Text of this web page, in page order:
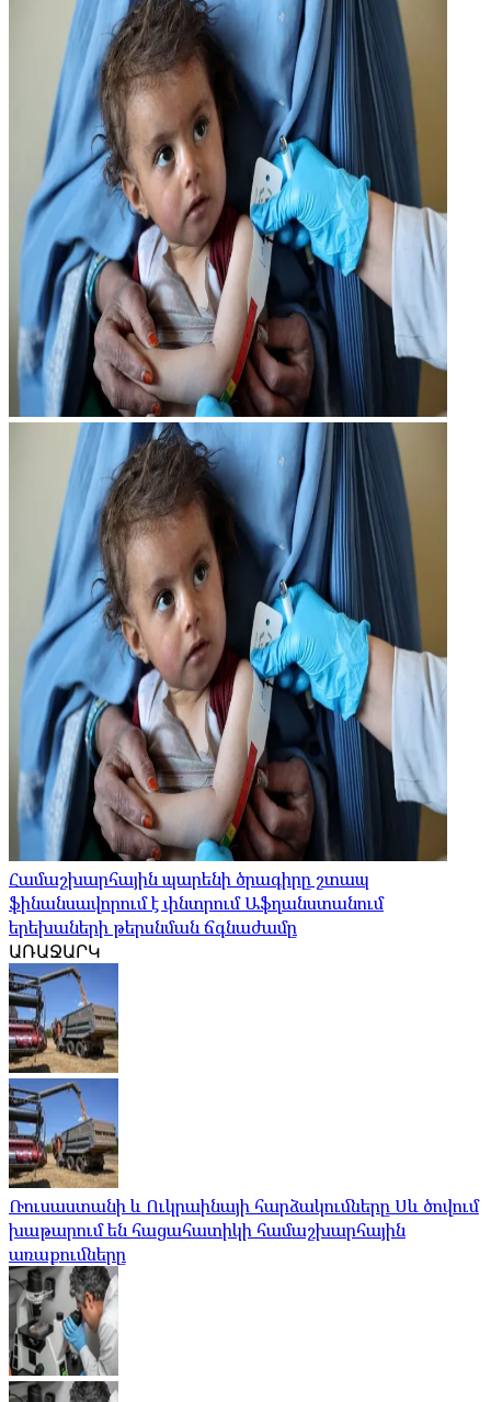
Համաշխարհային պարենի ծրագիրը շտապ
ֆինանսավորում է փնտրում Աֆղանստանում
երեխաների թերսնման ճգնաժամը
ԱՌԱՋԱՐԿ
Ռուսաստանի և Ուկրաինայի հարձակումները Սև ծովում
խաթարում են հացահատիկի համաշխարհային
առաքումները